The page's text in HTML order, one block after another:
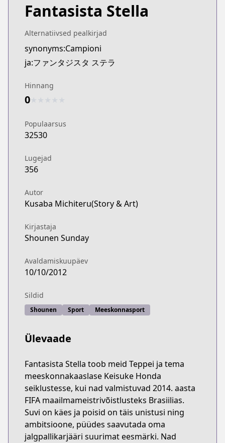
Fantasista Stella
Alternatiivsed pealkirjad
synonyms:Campioni
ja:ファンタジスタ ステラ
Hinnang
0
Populaarsus
32530
Lugejad
356
Autor
Kusaba Michiteru(Story & Art)
Kirjastaja
Shounen Sunday
Avaldamiskuupäev
10/10/2012
Sildid
Shounen Sport Meeskonnasport
Ülevaade
Fantasista Stella toob meid Teppei ja tema
meeskonnakaaslase Keisuke Honda
seiklustesse, kui nad valmistuvad 2014. aasta
FIFA maailmameistrivõistlusteks Brasiilias.
Suvi on käes ja poisid on täis unistusi ning
ambitsioone, püüdes saavutada oma
jalgpallikarjääri suurimat eesmärki. Nad